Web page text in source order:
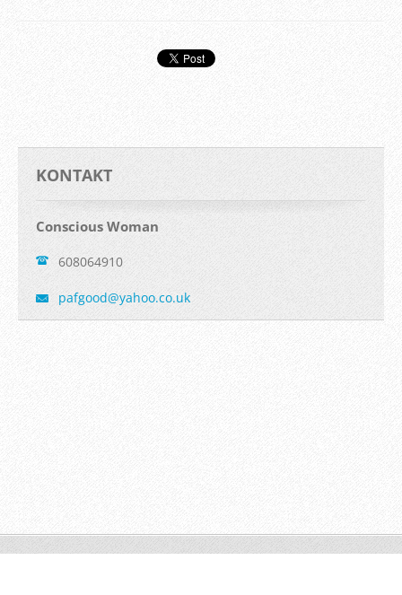
KONTAKT
Conscious Woman
608064910
pafgood@yahoo.co.uk